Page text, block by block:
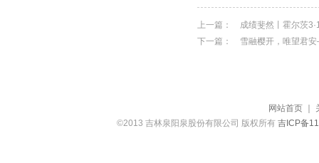
上一篇：
成绩斐然丨霍尔茨
下一篇：
雪融樱开，唯望君
网站首页
©2013 吉林泉阳泉股份有限公司 版权所有吉ICP备